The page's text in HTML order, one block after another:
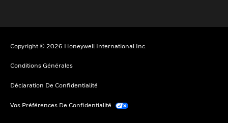
Copyright © 2026 Honeywell International Inc.
Conditions Générales
Déclaration De Confidentialité
Vos Préférences De Confidentialité